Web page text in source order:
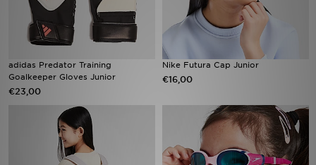
adidas Predator Training
Goalkeeper Gloves Junior
€23,00
Nike Futura Cap Junior
€16,00
Mijn JD
Download de app
Wie wij zijn